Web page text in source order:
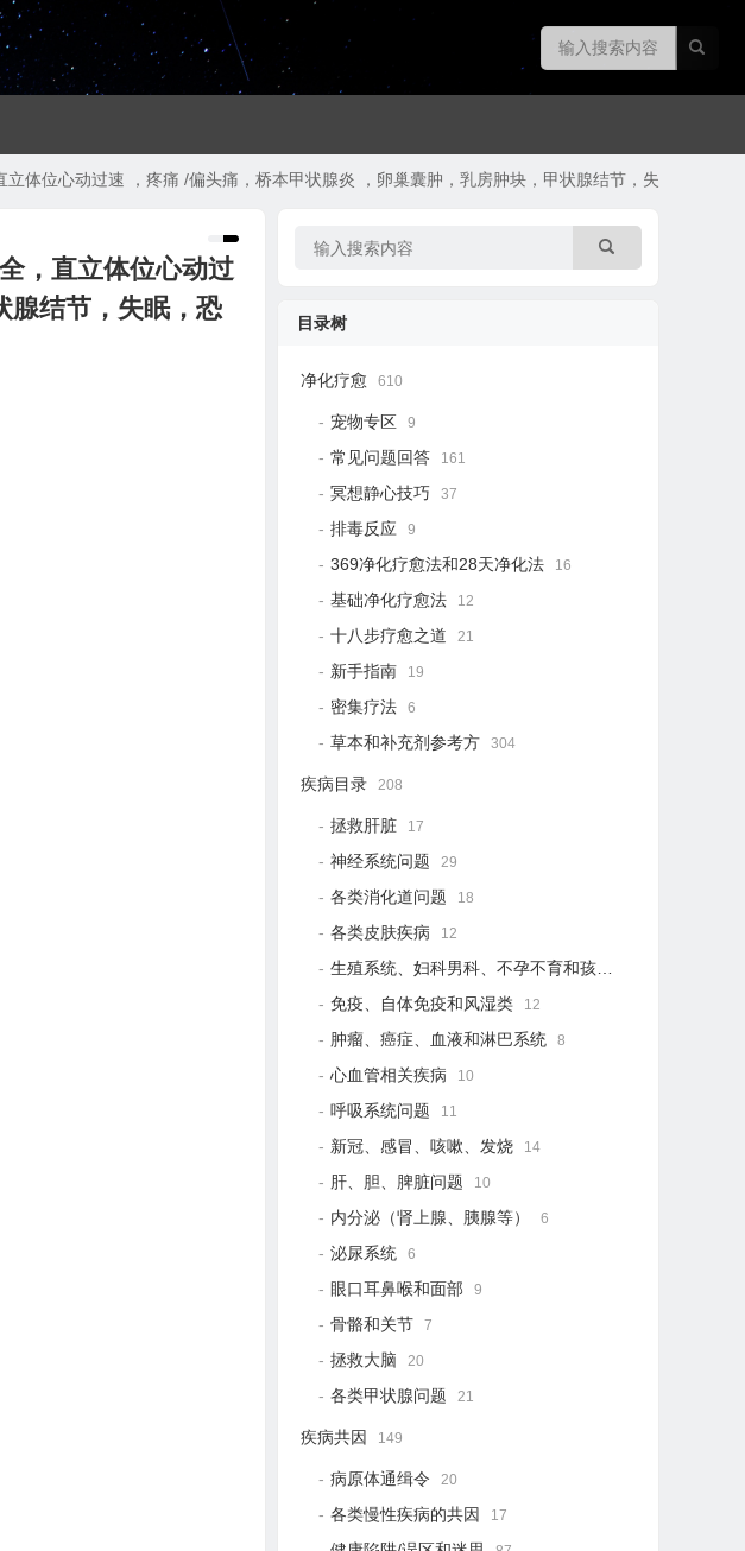
体位心动过速 ，疼痛 /偏头痛，桥本甲状腺炎 ，卵巢囊肿，乳房肿块，甲状腺结节，失眠，恐惧）
，直立体位心动过
腺结节，失眠，恐
目录树
净化疗愈 610
宠物专区 9
常见问题回答 161
冥想静心技巧 37
排毒反应 9
369净化疗愈法和28天净化法 16
基础净化疗愈法 12
十八步疗愈之道 21
新手指南 19
密集疗法 6
草本和补充剂参考方 304
疾病目录 208
拯救肝脏 17
神经系统问题 29
各类消化道问题 18
各类皮肤疾病 12
生殖系统、妇科男科、不孕不育和孩子健康
免疫、自体免疫和风湿类 12
肿瘤、癌症、血液和淋巴系统 8
心血管相关疾病 10
呼吸系统问题 11
新冠、感冒、咳嗽、发烧 14
肝、胆、脾脏问题 10
内分泌（肾上腺、胰腺等） 6
泌尿系统 6
眼口耳鼻喉和面部 9
骨骼和关节 7
拯救大脑 20
各类甲状腺问题 21
疾病共因 149
病原体通缉令 20
各类慢性疾病的共因 17